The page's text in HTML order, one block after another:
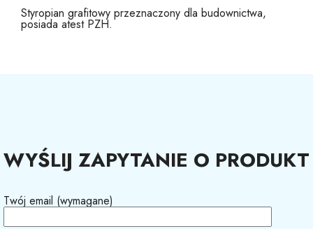
Styropian grafitowy przeznaczony dla budownictwa,
posiada atest PZH.
WYŚLIJ ZAPYTANIE O PRODUKT
Twój email (wymagane)